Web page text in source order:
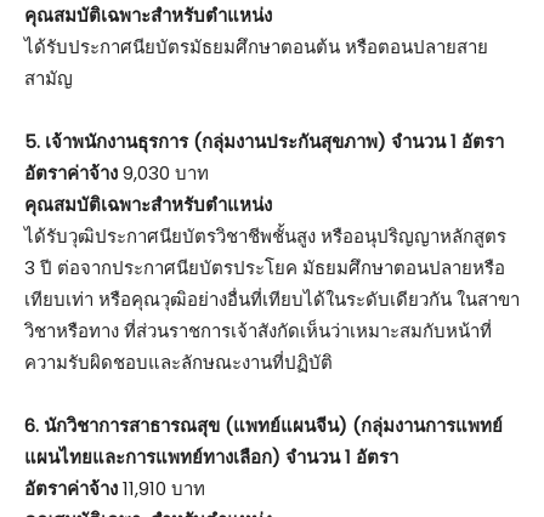
คุณสมบัติเฉพาะสำหรับตำแหน่ง
ได้รับประกาศนียบัตรมัธยมศึกษาตอนต้น หรือตอนปลายสาย
สามัญ
5. เจ้าพนักงานธุรการ (กลุ่มงานประกันสุขภาพ) จำนวน 1 อัตรา
อัตราค่าจ้าง9,030 บาท
คุณสมบัติเฉพาะสำหรับตำแหน่ง
ได้รับวุฒิประกาศนียบัตรวิชาชีพชั้นสูง หรืออนุปริญญาหลักสูตร
3 ปี ต่อจากประกาศนียบัตรประโยค มัธยมศึกษาตอนปลายหรือ
เทียบเท่า หรือคุณวุฒิอย่างอื่นที่เทียบได้ในระดับเดียวกัน ในสาขา
วิชาหรือทาง ที่ส่วนราชการเจ้าสังกัดเห็นว่าเหมาะสมกับหน้าที่
ความรับผิดชอบและลักษณะงานที่ปฏิบัติ
6. นักวิชาการสาธารณสุข (แพทย์แผนจีน) (กลุ่มงานการแพทย์
แผนไทยและการแพทย์ทางเลือก) จำนวน 1 อัตรา
อัตราค่าจ้าง11,910 บาท